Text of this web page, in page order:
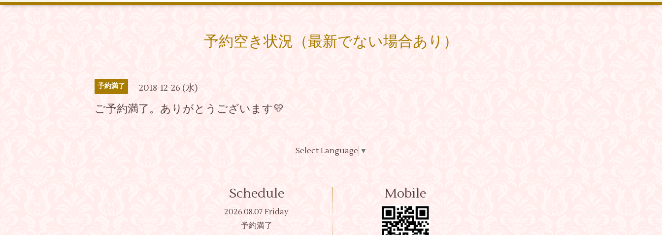
予約空き状況（最新でない場合あり）
予約満了 2018-12-26 (水)
ご予約満了。ありがとうございます💛
Select Language ▼
Schedule
2026.08.07 Friday
予約満了
Mobile